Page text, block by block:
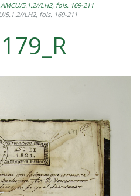
5.1.2//LH2, fols. 169-211
5.1.2//LH2, fols. 169-211